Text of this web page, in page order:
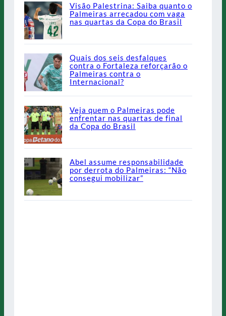
Visão Palestrina: Saiba quanto o
Palmeiras arrecadou com vaga
nas quartas da Copa do Brasil
Quais dos seis desfalques
contra o Fortaleza reforçarão o
Palmeiras contra o
Internacional?
Veja quem o Palmeiras pode
enfrentar nas quartas de final
da Copa do Brasil
Abel assume responsabilidade
por derrota do Palmeiras: “Não
consegui mobilizar”